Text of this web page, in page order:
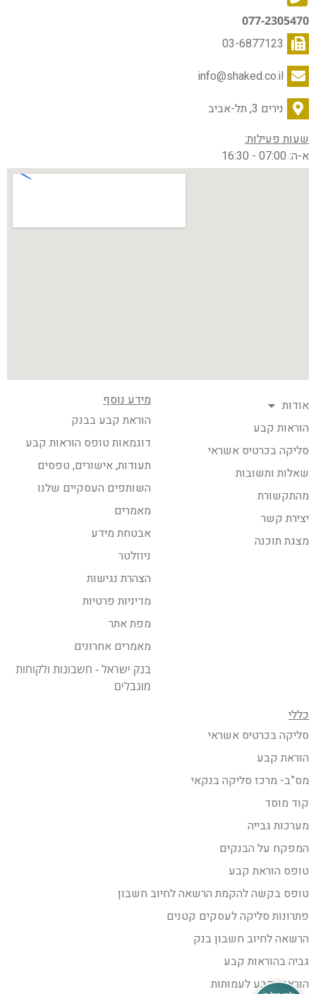
077-2305470
03-6877123
info@shaked.co.il
נירים 3, תל-אביב
שעות פעילות:
א-ה: 07:00 - 16:30
אודות
הוראות קבע
סליקה בכרטיס אשראי
שאלות ותשובות
מהתקשורת
יצירת קשר
מצגת תוכנה
מידע נוסף
הוראת קבע בבנק
דוגמאות טופס הוראות קבע
תעודות, אישורים, טפסים
השותפים העסקיים שלנו
מאמרים
אבטחת מידע
ניוזלטר
הצהרת נגישות
מדיניות פרטיות
מפת אתר
מאמרים אחרונים
בנק ישראל - חשבונות ולקוחות
מוגבלים
כללי
סליקה בכרטיס אשראי
הוראת קבע
מס”ב- מרכז סליקה בנקאי
קוד מוסד
מערכות גבייה
המפקח על הבנקים
טופס הוראת קבע
טופס בקשה להקמת הרשאה לחיוב חשבון
פתרונות סליקה לעסקים קטנים
הרשאה לחיוב חשבון בנק
גביה בהוראות קבע
הוראות קבע לעמותות